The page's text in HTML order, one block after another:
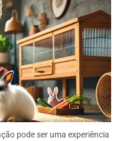
pode ser uma experiência